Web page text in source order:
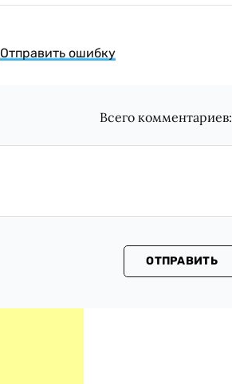
Отправить ошибку
Всего комментариев:
ОТПРАВИТЬ